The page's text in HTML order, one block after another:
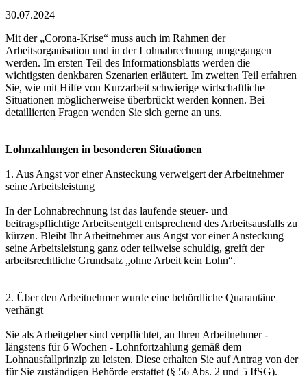
30.07.2024
Mit der „Corona-Krise“ muss auch im Rahmen der
Arbeitsorganisation und in der Lohnabrechnung umgegangen
werden. Im ersten Teil des Informationsblatts werden die
wichtigsten denkbaren Szenarien erläutert. Im zweiten Teil erfahren
Sie, wie mit Hilfe von Kurzarbeit schwierige wirtschaftliche
Situationen möglicherweise überbrückt werden können. Bei
detaillierten Fragen wenden Sie sich gerne an uns.
Lohnzahlungen in besonderen Situationen
1. Aus Angst vor einer Ansteckung verweigert der Arbeitnehmer
seine Arbeitsleistung
In der Lohnabrechnung ist das laufende steuer- und
beitragspflichtige Arbeitsentgelt entsprechend des Arbeitsausfalls zu
kürzen. Bleibt Ihr Arbeitnehmer aus Angst vor einer Ansteckung
seine Arbeitsleistung ganz oder teilweise schuldig, greift der
arbeitsrechtliche Grundsatz „ohne Arbeit kein Lohn“.
2. Über den Arbeitnehmer wurde eine behördliche Quarantäne
verhängt
Sie als Arbeitgeber sind verpflichtet, an Ihren Arbeitnehmer -
längstens für 6 Wochen - Lohnfortzahlung gemäß dem
Lohnausfallprinzip zu leisten. Diese erhalten Sie auf Antrag von der
für Sie zuständigen Behörde erstattet (§ 56 Abs. 2 und 5 IfSG).